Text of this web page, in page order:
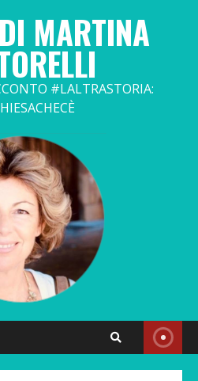
MARTINA
#LALTRASTORIA: